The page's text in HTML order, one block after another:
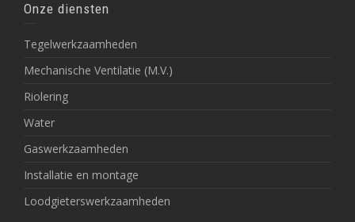
Onze diensten
Tegelwerkzaamheden
Mechanische Ventilatie (M.V.)
Riolering
Water
Gaswerkzaamheden
Installatie en montage
Loodgieterswerkzaamheden